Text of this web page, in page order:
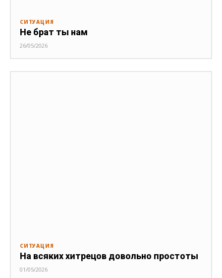
СИТУАЦИЯ
Не брат ты нам
26/05/2026
СИТУАЦИЯ
На всяких хитрецов довольно простоты
01/05/2026